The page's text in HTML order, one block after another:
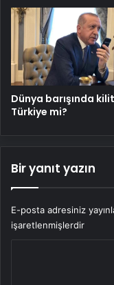
Dünya barışında
Türkiye mi?
Bir yanıt yazın
E-posta adresiniz
işaretlenmişlerdir